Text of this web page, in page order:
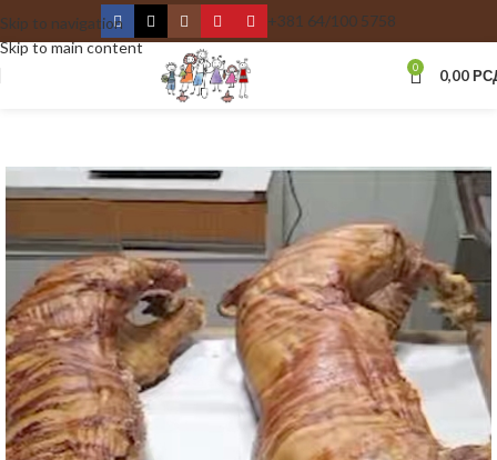
Skip to navigation
Skip to main content
+381 64/100 5758
0 0,00